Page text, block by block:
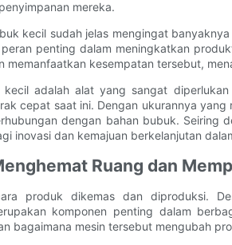
mereka.
kecil sudah jelas mengingat
penting dalam meningkatkan
kesempatan tersebut,
adalah alat yang sangat
cepat saat ini. Dengan ukurannya
dengan bahan bubuk.
inovasi dan kemajuan berkelanjutan
Ruang dan
produk dikemas dan diproduksi.
komponen penting dalam
bagaimana mesin tersebut mengubah